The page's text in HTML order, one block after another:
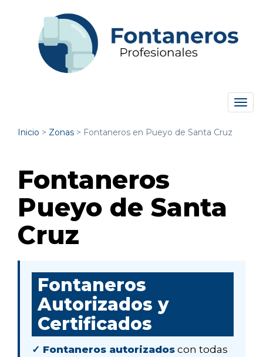
Inicio > Zonas > Fontaneros en Pueyo de Santa Cruz
Fontaneros
Pueyo de Santa
Cruz
Fontaneros
Autorizados y
Certificados
✓ Fontaneros autorizados con todas